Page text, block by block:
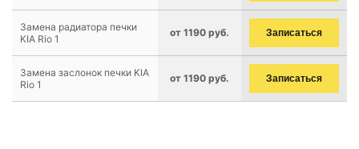
Замена радиатора печки
KIA Rio 1
от 1190 руб. Записаться
Замена заслонок печки KIA
Rio 1
от 1190 руб. Записаться